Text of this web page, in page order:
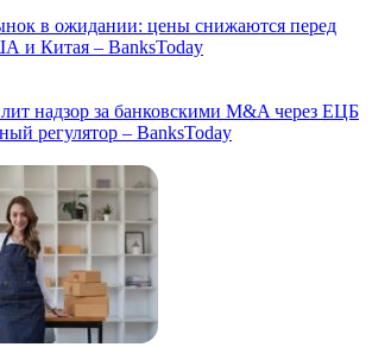
в ожидании: цены снижаются перед
и Китая – BanksToday
надзор за банковскими M&A через ЕЦБ
регулятор – BanksToday